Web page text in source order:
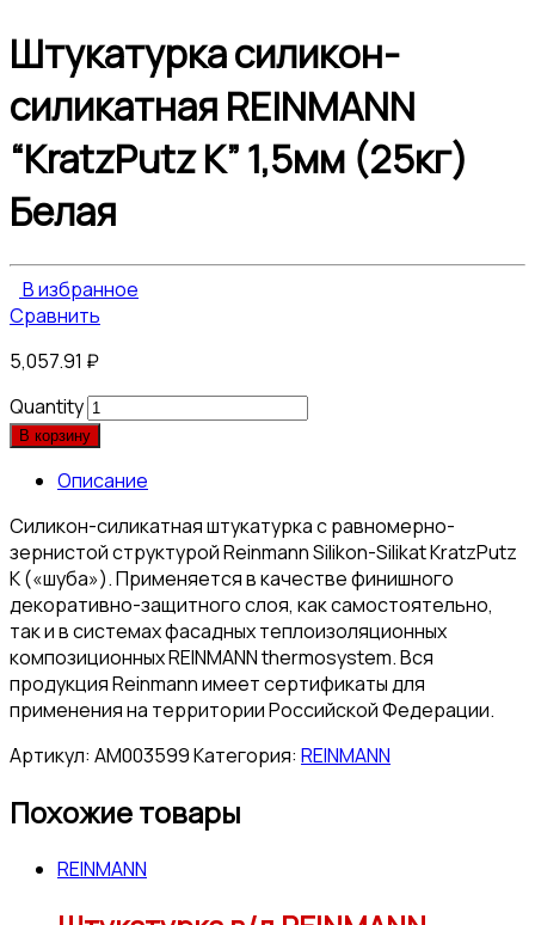
Штукатурка силикон-
силикатная REINMANN
“KratzPutz K” 1,5мм (25кг)
Белая
В избранное
Сравнить
5,057.91 ₽
Quantity
В корзину
Описание
Силикон-силикатная штукатурка с равномерно-
зернистой структурой Reinmann Silikon-Silikat KratzPutz
K («шуба»). Применяется в качестве финишного
декоративно-защитного слоя, как самостоятельно,
так и в системах фасадных теплоизоляционных
композиционных REINMANN thermosystem. Вся
продукция Reinmann имеет сертификаты для
применения на территории Российской Федерации.
Артикул: АМ003599Категория: REINMANN
Похожие товары
REINMANN